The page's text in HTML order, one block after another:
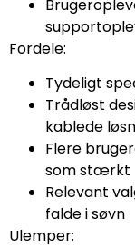
Fordele:
Tydeligt
Trådløst
kablede
Flere
som stærkt
Relevant
falde i søvn
Ulemper: